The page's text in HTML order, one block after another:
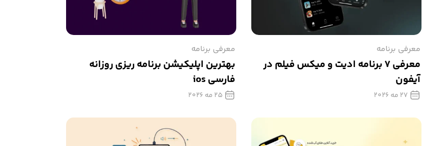
معرفی برنامه
معرفی ۷ برنامه‌ ادیت و میکس فیلم در
آیفون
27 مه 2026
معرفی برنامه
بهترین اپلیکیشن برنامه ریزی روزانه
فارسی ios
25 مه 2026